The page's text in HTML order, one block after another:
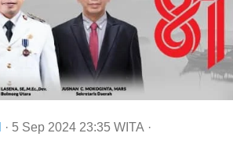
· 5 Sep 2024 23:35 WITA ·